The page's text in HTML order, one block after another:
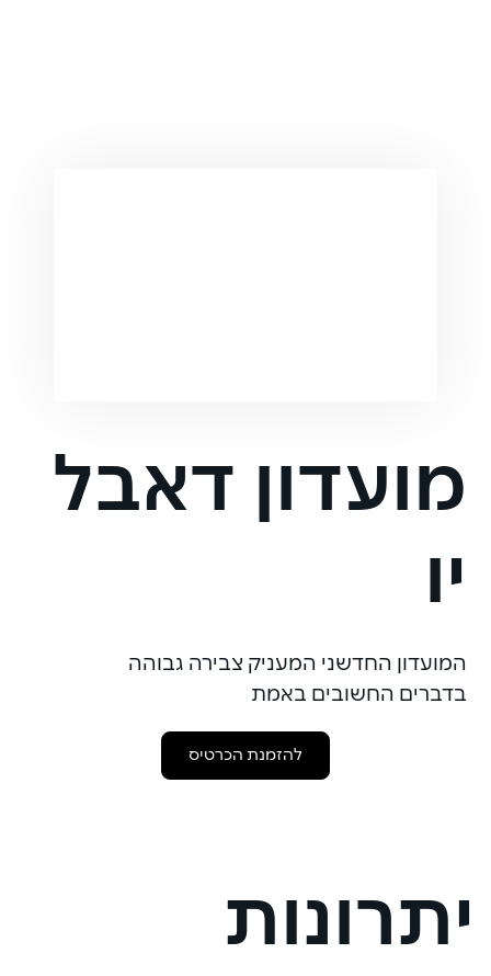
מועדון דאבל
יו
המועדון החדשני המעניק צבירה גבוהה
בדברים החשובים באמת
להזמנת הכרטיס
יתרונות